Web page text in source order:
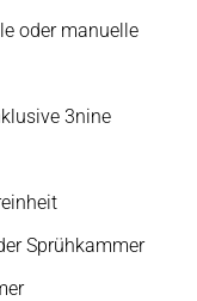
oder manuelle
3nine
Sprühkammer